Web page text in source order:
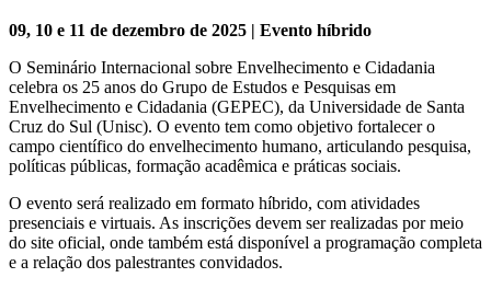
09, 10 e 11 de dezembro de 2025 | Evento híbrido
O Seminário Internacional sobre Envelhecimento e Cidadania
celebra os 25 anos do Grupo de Estudos e Pesquisas em
Envelhecimento e Cidadania (GEPEC), da Universidade de Santa
Cruz do Sul (Unisc). O evento tem como objetivo fortalecer o
campo científico do envelhecimento humano, articulando pesquisa,
políticas públicas, formação acadêmica e práticas sociais.
O evento será realizado em formato híbrido, com atividades
presenciais e virtuais. As inscrições devem ser realizadas por meio
do site oficial, onde também está disponível a programação completa
e a relação dos palestrantes convidados.